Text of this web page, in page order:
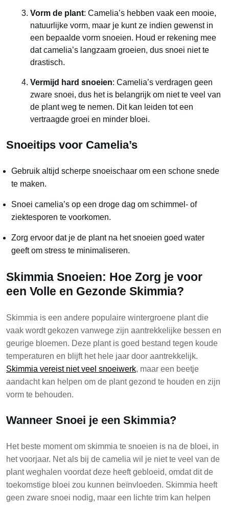
Vorm de plant: Camelia’s hebben vaak een mooie,
natuurlijke vorm, maar je kunt ze indien gewenst in
een bepaalde vorm snoeien. Houd er rekening mee
dat camelia’s langzaam groeien, dus snoei niet te
drastisch.
Vermijd hard snoeien: Camelia’s verdragen geen
zware snoei, dus het is belangrijk om niet te veel van
de plant weg te nemen. Dit kan leiden tot een
vertraagde groei en minder bloei.
Snoeitips voor Camelia’s
Gebruik altijd scherpe snoeischaar om een schone snede
te maken.
Snoei camelia’s op een droge dag om schimmel- of
ziektesporen te voorkomen.
Zorg ervoor dat je de plant na het snoeien goed water
geeft om stress te minimaliseren.
Skimmia Snoeien: Hoe Zorg je voor
een Volle en Gezonde Skimmia?
Skimmia is een andere populaire wintergroene plant die
vaak wordt gekozen vanwege zijn aantrekkelijke bessen en
geurige bloemen. Deze plant is goed bestand tegen koude
temperaturen en blijft het hele jaar door aantrekkelijk.
Skimmia vereist niet veel snoeiwerk, maar een beetje
aandacht kan helpen om de plant gezond te houden en zijn
vorm te behouden.
Wanneer Snoei je een Skimmia?
Het beste moment om skimmia te snoeien is na de bloei, in
het voorjaar. Net als bij de camelia wil je niet te veel van de
plant weghalen voordat deze heeft gebloeid, omdat dit de
toekomstige bloei zou kunnen beïnvloeden. Skimmia heeft
geen zware snoei nodig, maar een lichte trim kan helpen